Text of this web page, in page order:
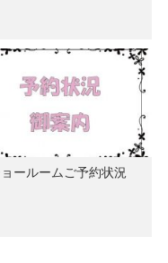
ールームご予約状況